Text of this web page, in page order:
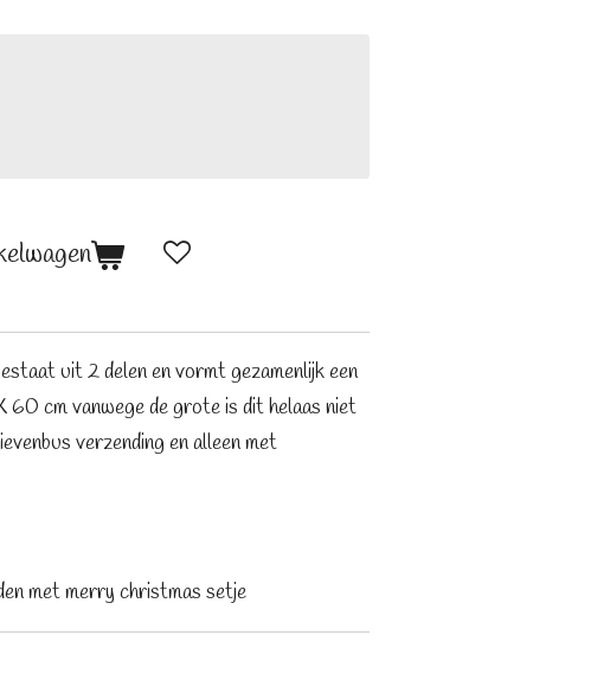
uit 2 delen en vormt gezamenlijk een
cm vanwege de grote is dit helaas niet
verzending en alleen met
met merry christmas setje